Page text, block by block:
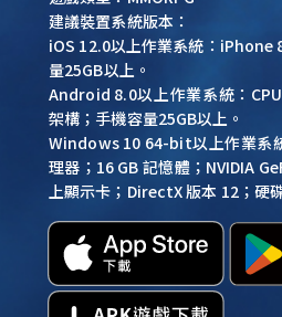
建議裝置系統版本：
iOS 12.0以上作業系統：iPhone
量25GB以上。
Android 8.0以上作業系統：
架構；手機容量25GB以上。
Windows 10 64-bit以上作業系
理器；16 GB 記憶體；NVIDIA
上顯示卡；DirectX 版本 12；硬